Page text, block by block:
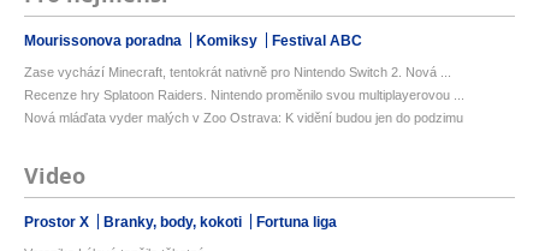
Mourissonova poradna Komiksy Festival ABC
Zase vychází Minecraft, tentokrát nativně pro Nintendo Switch 2. Nová ...
Recenze hry Splatoon Raiders. Nintendo proměnilo svou multiplayerovou ...
Nová mláďata vyder malých v Zoo Ostrava: K vidění budou jen do podzimu
Video
Prostor X Branky, body, kokoti Fortuna liga